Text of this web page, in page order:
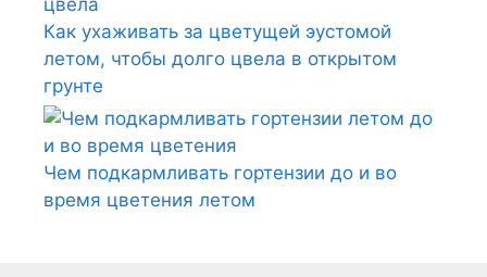
Как ухаживать за цветущей эустомой
летом, чтобы долго цвела в открытом
грунте
Чем подкармливать гортензии до и во
время цветения летом